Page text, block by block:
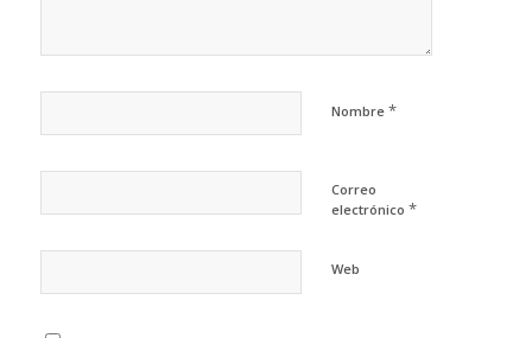
Nombre *
Correo
electrónico *
Web